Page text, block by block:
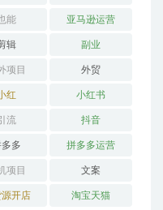
能 亚马逊运营
辑 副业
项目 外贸
红 小红书
流 抖音
多 拼多多运营
项目 文案
开店 淘宝天猫